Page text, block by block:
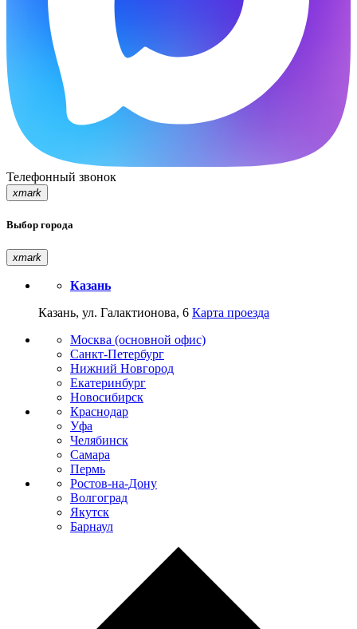
Телефонный звонок
xmark
Выбор города
xmark
Казань
Казань, ул. Галактионова, 6 Карта проезда
Москва (основной офис)
Санкт-Петербург
Нижний Новгород
Екатеринбург
Новосибирск
Краснодар
Уфа
Челябинск
Самара
Пермь
Ростов-на-Дону
Волгоград
Якутск
Барнаул